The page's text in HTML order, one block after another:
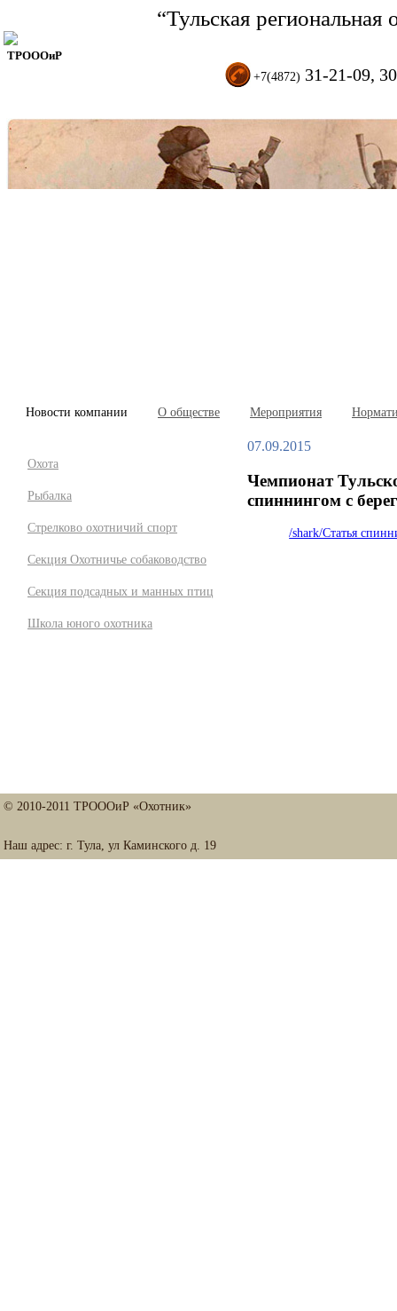
ТРОООиР
“Тульская
+7(4872) 31-21-09,
Новости компании О обществе Мероприятия
Охота
Рыбалка
Стрелково охотничий спорт
Секция Охотничье собаководство
Секция подсадных и манных птиц
Школа юного охотника
07.09.2015
Чемпионат
спиннингом с
/shark/Статья
© 2010-2011 ТРОООиР «Охотник»
Наш адрес: г. Тула, ул Каминского д. 19